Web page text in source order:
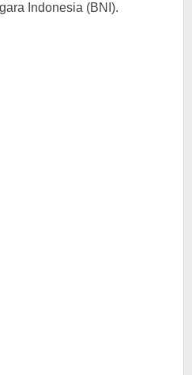
Indonesia (BNI).